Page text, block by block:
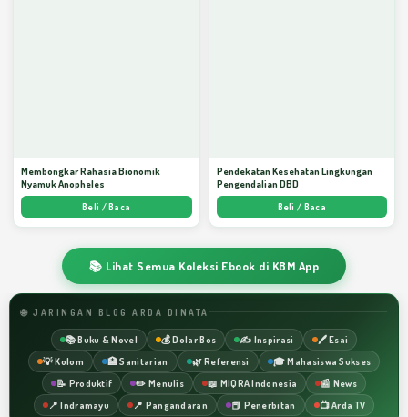
Membongkar Rahasia Bionomik
Nyamuk Anopheles
Beli / Baca
Pendekatan Kesehatan Lingkungan
Pengendalian DBD
Beli / Baca
📚 Lihat Semua Koleksi Ebook di KBM App
🌐 JARINGAN BLOG ARDA DINATA
📚 Buku & Novel 💰 Dolar Bos ✍️ Inspirasi
🖊️ Esai
💡 Kolom
🏥 Sanitarian 🌿 Referensi
🎓 Mahasiswa Sukses
📝 Produktif
✏️ Menulis 📖 MIQRA Indonesia
📰 News
📍 Indramayu
📍 Pangandaran 📕 Penerbitan 📺 Arda TV